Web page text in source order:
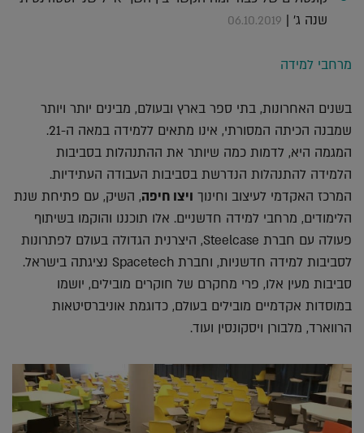
שנה ג' | 06.10.2019
מרחבי למידה
בשנים האחרונות, בתי ספר בארץ ובעולם, מבינים יותר ויותר
שמבנה הכיתה המסורתי, אינו מתאים ללמידה במאה ה-21.
המגמה היא, לדמות כמה שיותר את ההתנהלות בסביבות
הלמידה להתנהלות הנדרשת בסביבות העבודה העתידיות.
המרכז האקדמי לעיצוב וחינוך ויצו חיפה, השיק, עם פתיחת שנת
הלימודים, מרחבי למידה חדשניים. אלו תוכננו והוקמו בשיתוף
פעולה עם חברת Steelcase, היצרנית הגדולה בעולם לפתרונות
לסביבות למידה חדשניות, וחברת Spacetech נציגתה בישראל.
סביבות מעין אלו, פרי מחקרם של חוקרים מובילים, יושמו
במוסדות אקדמיים מובילים בעולם, כדוגמת אוניברסיטאות
הרווארד, מלבורן ויסקונסין ועוד.